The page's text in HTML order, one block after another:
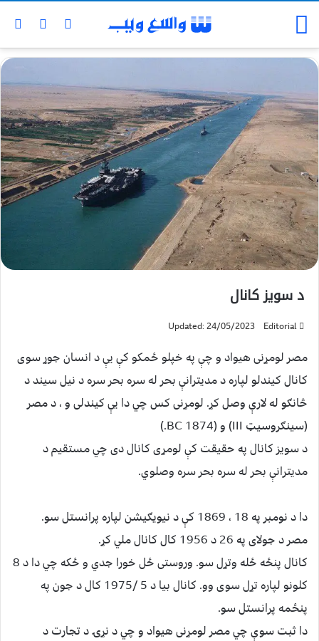
د سويز کانال
Editorial
Updated: 24/05/2023
مصر لومړنی هیواد و چې په خپلو ځمکو کې یې د انسان جوړ سوی
کانال کیندلو لپاره د مدیترانې بحر له سره بحر سره د نیل سیند د
څانګو له لارې وصل کړ. لومړنی کس چي دا یې کیندلی و ، د مصر
(سینګروسیټ III) و (1874 BC.)
د سویز کانال په حقیقت کې لومړی کانال دی چي مستقیم د
مدیترانې بحر له سره بحر سره وصلوي.
دا د نومبر په 18 ، 1869 کې د نیویګیشن لپاره پرانستل سو.
مصر د جولای په 26 د 1956 کال کانال ملي کړ.
کانال پنځه ځله وتړل سو. وروستی ځل خورا جدي و ځکه چي دا د 8
کلونو لپاره تړل سوی وو. کانال بیا د 5 /1975 کال د جون په
پنځمه پرانستل سو.
دا ثبت سوې چي مصر لومړنی هیواد و چي د نړۍ د تجارت د